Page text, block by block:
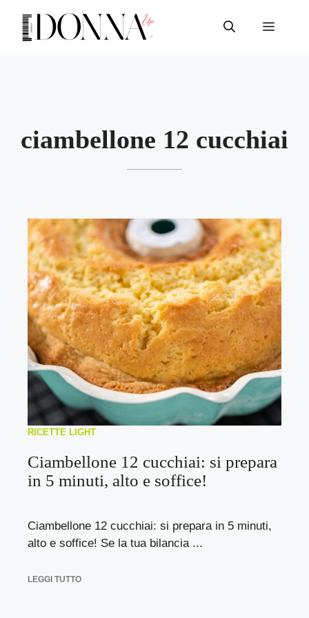
contenuto
Menu
ciambellone 12 cucchiai
RICETTE LIGHT
Ciambellone 12 cucchiai: si prepara
in 5 minuti, alto e soffice!
Ciambellone 12 cucchiai: si prepara in 5 minuti,
alto e soffice! Se la tua bilancia ...
LEGGI TUTTO